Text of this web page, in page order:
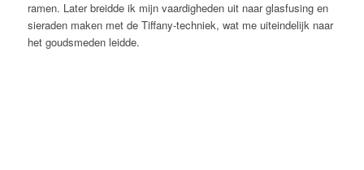
ramen. Later breidde ik mijn vaardigheden uit naar glasfusing en
sieraden maken met de Tiffany-techniek, wat me uiteindelijk naar
het goudsmeden leidde.